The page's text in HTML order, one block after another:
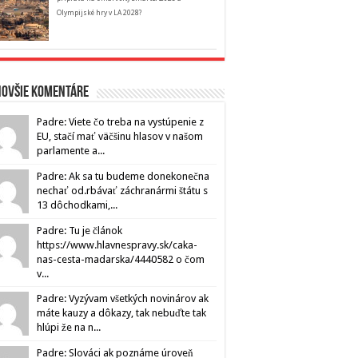
Olympijské hry v LA 2028?
komentáre
Padre: Viete čo treba na vystúpenie z
EU, stačí mať väčšinu hlasov v našom
parlamente a...
Padre: Ak sa tu budeme donekonečna
nechať od.rbávať záchranármi štátu s
13 dôchodkami,...
Padre: Tu je článok
https://www.hlavnespravy.sk/caka-
nas-cesta-madarska/4440582 o čom
v...
Padre: Vyzývam všetkých novinárov ak
máte kauzy a dôkazy, tak nebuďte tak
hlúpi že na n...
Padre: Slováci ak poznáme úroveň